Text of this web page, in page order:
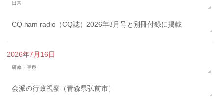
日常
CQ ham radio（CQ誌）2026年8月号と別冊付録に掲載
2026年7月16日
研修・視察
会派の行政視察（青森県弘前市）